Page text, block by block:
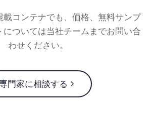
載コンテナでも、価格、無料サンプ
については当社チームまでお問い合
わせください。
門家に相談する